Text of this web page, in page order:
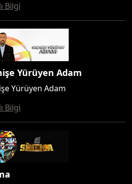
Bilgi
Yürüyen Adam
Yürüyen Adam
Bilgi